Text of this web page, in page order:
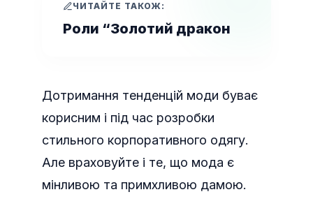
ЧИТАЙТЕ ТАКОЖ:
Роли “Золотий дракон
Дотримання тенденцій моди буває
корисним і під час розробки
стильного корпоративного одягу.
Але враховуйте і те, що мода є
мінливою та примхливою дамою.